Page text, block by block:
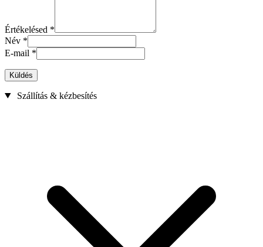
Értékelésed *
Név *
E-mail *
Küldés
Szállítás & kézbesítés